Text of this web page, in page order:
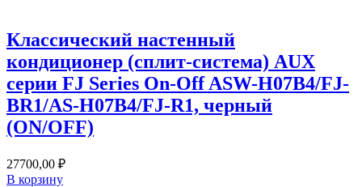
Классический настенный
кондиционер (сплит-система) AUX
серии FJ Series On-Off ASW-H07B4/FJ-
BR1/AS-H07B4/FJ-R1, черный
(ON/OFF)
27700,00 ₽
В корзину